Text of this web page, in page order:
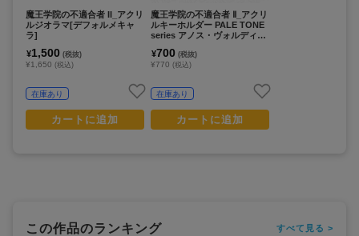
魔王学院の不適合者 II_アクリ
ルジオラマ[デフォルメキャ
ラ]
¥1,500 (税抜)
¥1,650 (税込)
在庫あり
カートに追加
魔王学院の不適合者 Ⅱ_アクリ
ルキーホルダー PALE TONE
series アノス・ヴォルディゴ
¥700 (税抜)
¥770 (税込)
在庫あり
カートに追加
この作品のランキング すべて見る >